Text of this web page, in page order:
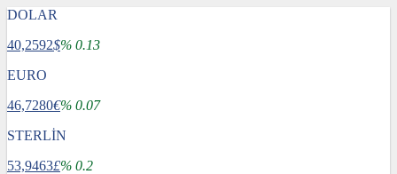
DOLAR
40,2592$% 0.13
EURO
46,7280€% 0.07
STERLİN
53,9463£% 0.2